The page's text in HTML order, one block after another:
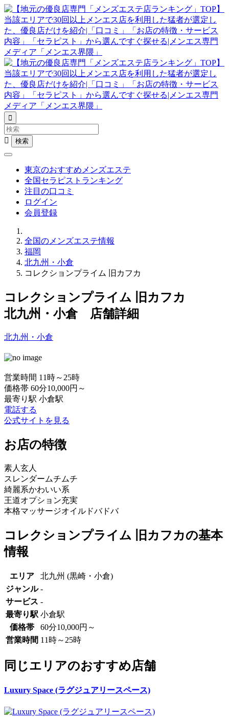


東京のおすすめメンズエステ
全国セラピストランキング
注目の口コミ
ログイン
会員登録
全国のメンズエステ情報
福岡
北九州・小倉
コレクションプライム 旧カフカ
コレクションプライム 旧カフカ
北九州・小倉 店舗詳細
北九州・小倉
営業時間 11時～25時
価格帯 60分10,000円～
最寄り駅 小倉駅
電話する
公式サイトを見る
お店の特徴
素人 玄人
スレンダー ムチムチ
綺麗系かわいい系
王道オプション充実
本格マッサージオイルドバドバ
コレクションプライム 旧カフカの基本
情報
エリア
北九州 (黒崎・小倉)
ジャンル -
サービス -
最寄り駅 小倉駅
価格帯
60分10,000円～
営業時間 11時～25時
同じエリアのおすすめ店舗
Luxury Space (ラグジュアリースペース)